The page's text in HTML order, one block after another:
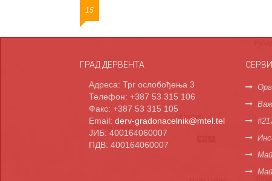
15
ГРАД ДЕРВЕНТА
Адреса: Трг ослобођења 3
Телефон: +387 53 315 106
Факс: +387 53 315 105
Email: derv-gradonacelnik@mtel.tel
ЈИБ: 400164060007
ПДВ: 400164060007